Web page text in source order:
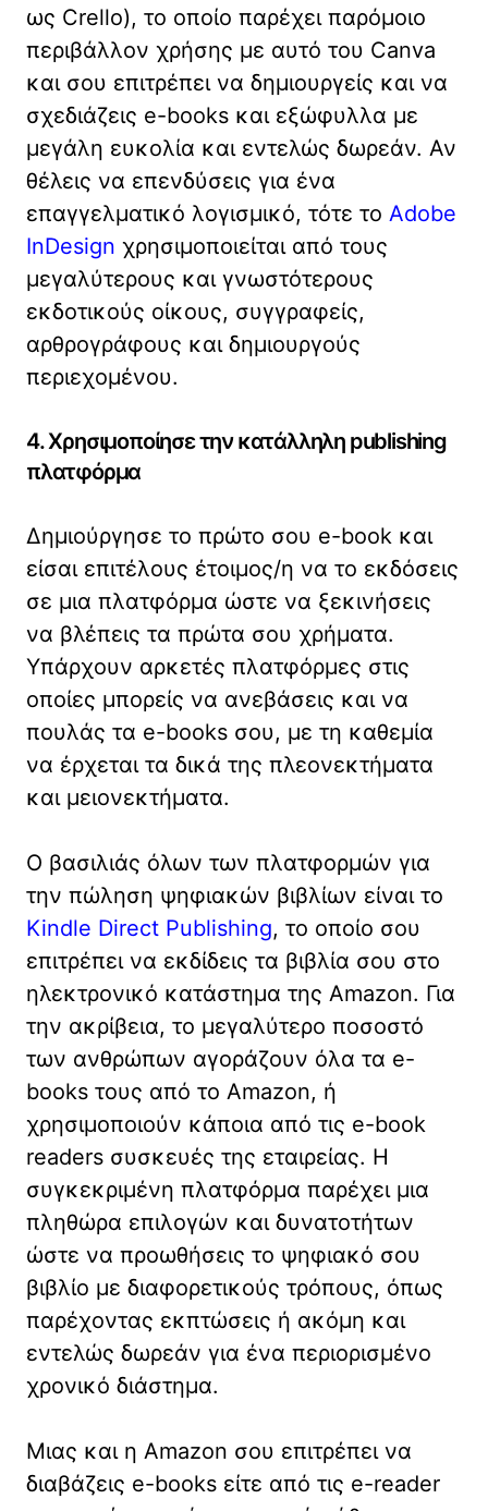
ως Crello), το οποίο παρέχει παρόμοιο
περιβάλλον χρήσης με αυτό του Canva
και σου επιτρέπει να δημιουργείς και να
σχεδιάζεις e-books και εξώφυλλα με
μεγάλη ευκολία και εντελώς δωρεάν. Αν
θέλεις να επενδύσεις για ένα
επαγγελματικό λογισμικό, τότε το Adobe
InDesign χρησιμοποιείται από τους
μεγαλύτερους και γνωστότερους
εκδοτικούς οίκους, συγγραφείς,
αρθρογράφους και δημιουργούς
περιεχομένου.
4. Χρησιμοποίησε την κατάλληλη publishing
πλατφόρμα
Δημιούργησε το πρώτο σου e-book και
είσαι επιτέλους έτοιμος/η να το εκδόσεις
σε μια πλατφόρμα ώστε να ξεκινήσεις
να βλέπεις τα πρώτα σου χρήματα.
Υπάρχουν αρκετές πλατφόρμες στις
οποίες μπορείς να ανεβάσεις και να
πουλάς τα e-books σου, με τη καθεμία
να έρχεται τα δικά της πλεονεκτήματα
και μειονεκτήματα.
Ο βασιλιάς όλων των πλατφορμών για
την πώληση ψηφιακών βιβλίων είναι το
Kindle Direct Publishing, το οποίο σου
επιτρέπει να εκδίδεις τα βιβλία σου στο
ηλεκτρονικό κατάστημα της Amazon. Για
την ακρίβεια, το μεγαλύτερο ποσοστό
των ανθρώπων αγοράζουν όλα τα e-
books τους από το Amazon, ή
χρησιμοποιούν κάποια από τις e-book
readers συσκευές της εταιρείας. Η
συγκεκριμένη πλατφόρμα παρέχει μια
πληθώρα επιλογών και δυνατοτήτων
ώστε να προωθήσεις το ψηφιακό σου
βιβλίο με διαφορετικούς τρόπους, όπως
παρέχοντας εκπτώσεις ή ακόμη και
εντελώς δωρεάν για ένα περιορισμένο
χρονικό διάστημα.
Μιας και η Amazon σου επιτρέπει να
διαβάζεις e-books είτε από τις e-reader